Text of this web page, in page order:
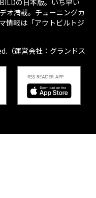
の日本版。いち早い
オ満載。チューニングカ
情報は「アウトビルトジ
運営会社：グランドス